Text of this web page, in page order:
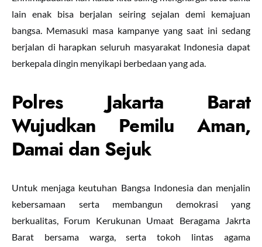
lain enak bisa berjalan seiring sejalan demi kemajuan
bangsa. Memasuki masa kampanye yang saat ini sedang
berjalan di harapkan seluruh masyarakat Indonesia dapat
berkepala dingin menyikapi berbedaan yang ada.
Polres Jakarta Barat
Wujudkan Pemilu Aman,
Damai dan Sejuk
Untuk menjaga keutuhan Bangsa Indonesia dan menjalin
kebersamaan serta membangun demokrasi yang
berkualitas, Forum Kerukunan Umaat Beragama Jakrta
Barat bersama warga, serta tokoh lintas agama